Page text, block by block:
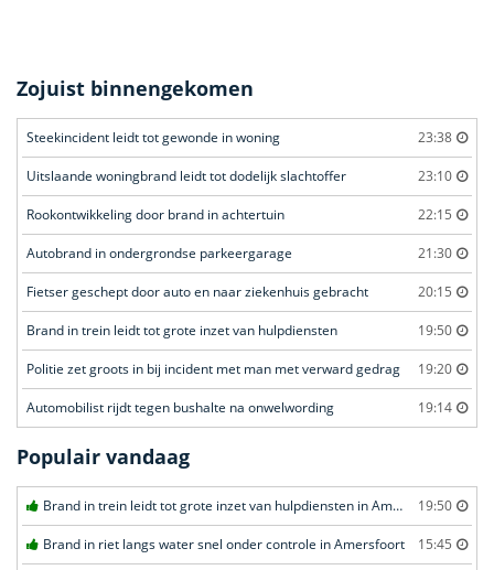
Zojuist binnengekomen
Steekincident leidt tot gewonde in woning 23:38
Uitslaande woningbrand leidt tot dodelijk slachtoffer 23:10
Rookontwikkeling door brand in achtertuin 22:15
Autobrand in ondergrondse parkeergarage 21:30
Fietser geschept door auto en naar ziekenhuis gebracht 20:15
Brand in trein leidt tot grote inzet van hulpdiensten 19:50
Politie zet groots in bij incident met man met verward gedrag 19:20
Automobilist rijdt tegen bushalte na onwelwording 19:14
Populair vandaag
Brand in trein leidt tot grote inzet van hulpdiensten in Amersfoort 19:50
Brand in riet langs water snel onder controle in Amersfoort 15:45